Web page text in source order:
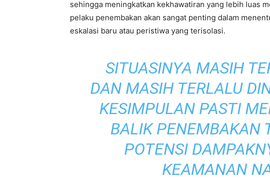
sehingga meningkatkan kekhawatiran yang lebih luas
pelaku penembakan akan sangat penting dalam
eskalasi baru atau peristiwa yang terisolasi.
SITUASINYA MASIH
DAN MASIH TERLALU
KESIMPULAN PASTI
BALIK PENEMBAKAN
POTENSI
KEAMANAN